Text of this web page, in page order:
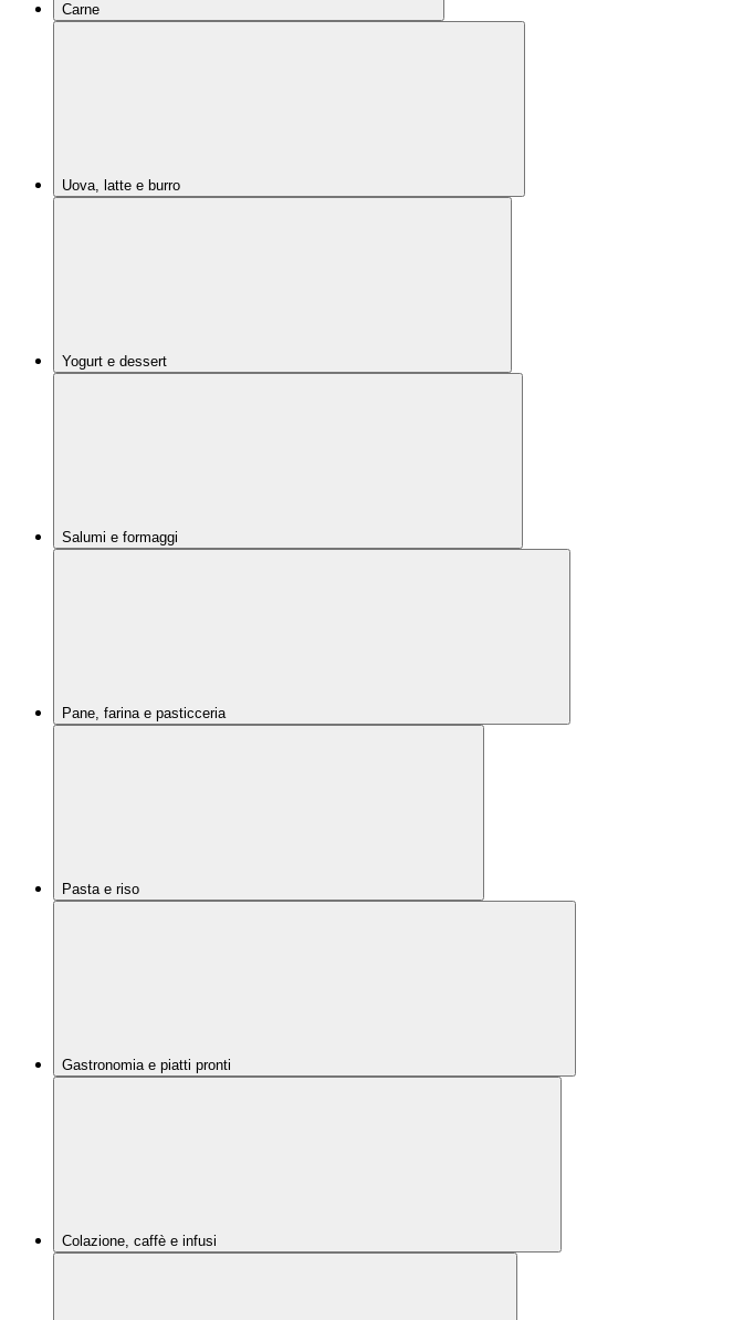
Carne
Uova, latte e burro
Yogurt e dessert
Salumi e formaggi
Pane, farina e pasticceria
Pasta e riso
Gastronomia e piatti pronti
Colazione, caffè e infusi